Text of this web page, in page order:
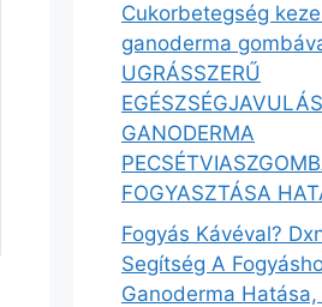
Cukorbetegség
ganoderma
UGRÁSSZERŰ
GANODERMA
FOGYASZTÁSA
Fogyás Kávéval?
Segítség A
Ganoderma Hatása,